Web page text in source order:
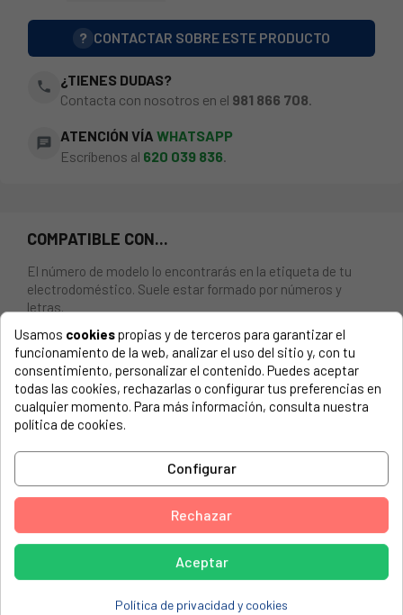
? CONTACTAR SOBRE ESTE PRODUCTO
phone
¿TIENES DUDAS?
Contacta con nosotros en el 981 866 708.
chat ATENCIÓN VÍA WHATSAPP
Escríbenos al 620 039 836
COMPATIBLE CON...
El número de modelo lo encontrarás en la etiqueta de tu
electrodoméstico. Suele estar formado por números y
letras.
Cardan transmisión mandos horno Teka HE510ME
TEKA, 590/510
TEKA, 5905103G1P
TEKA, 5905104P
TEKA, 590510CG4G
Usamos cookiespropias y de terceros para garantizar el
funcionamiento de la web, analizar el uso del sitio y, con tu
consentimiento, personalizar el contenido. Puedes aceptar
todas las cookies, rechazarlas o configurar tus preferencias en
cualquier momento. Para más información, consulta nuestra
política de cookies.
Configurar
Rechazar
Aceptar
Política de privacidad y cookies